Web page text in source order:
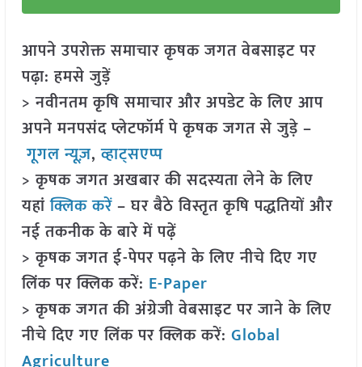
आपने उपरोक्त समाचार कृषक जगत वेबसाइट पर
पढ़ा: हमसे जुड़ें
> नवीनतम कृषि समाचार और अपडेट के लिए आप
अपने मनपसंद प्लेटफॉर्म पे कृषक जगत से जुड़े –
गूगल न्यूज़,व्हाट्सएप्प
> कृषक जगत अखबार की सदस्यता लेने के लिए
यहांक्लिक करें– घर बैठे विस्तृत कृषि पद्धतियों और
नई तकनीक के बारे में पढ़ें
> कृषक जगत ई-पेपर पढ़ने के लिए नीचे दिए गए
लिंक पर क्लिक करें: E-Paper
> कृषक जगत की अंग्रेजी वेबसाइट पर जाने के लिए
नीचे दिए गए लिंक पर क्लिक करें: Global